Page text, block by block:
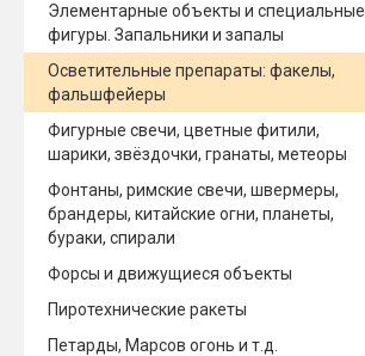
Элементарные объекты и специальные
фигуры. Запальники и запалы
Осветительные препараты: факелы,
фальшфейеры
Фигурные свечи, цветные фитили,
шарики, звёздочки, гранаты, метеоры
Фонтаны, римские свечи, швермеры,
брандеры, китайские огни, планеты,
бураки, спирали
Форсы и движущиеся объекты
Пиротехнические ракеты
Петарды, Марсов огонь и т.д.